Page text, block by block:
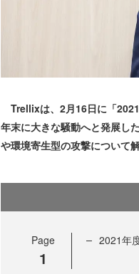
Trellixは、2月16日に「
年末に大きな騒動へと発展し
や環境寄生型の攻撃について
Page
1
2021年